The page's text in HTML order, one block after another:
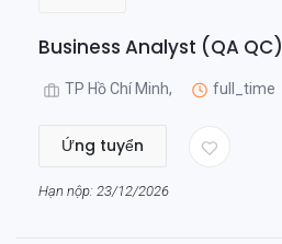
Business Analyst (QA QC)
TP Hồ Chí Minh, full_time
Ứng tuyển
Hạn nộp: 23/12/2026